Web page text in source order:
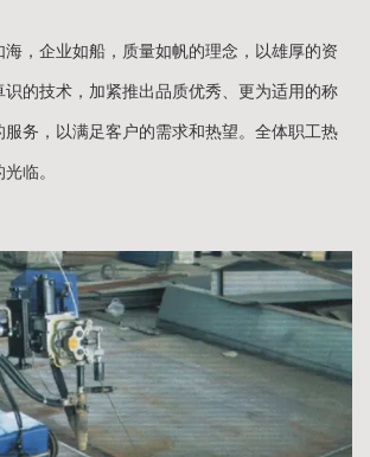
海，企业如船，质量如帆的理念，以雄厚的资
识的技术，加紧推出品质优秀、更为适用的称
务，以满足客户的需求和热望。全体职工热
临。